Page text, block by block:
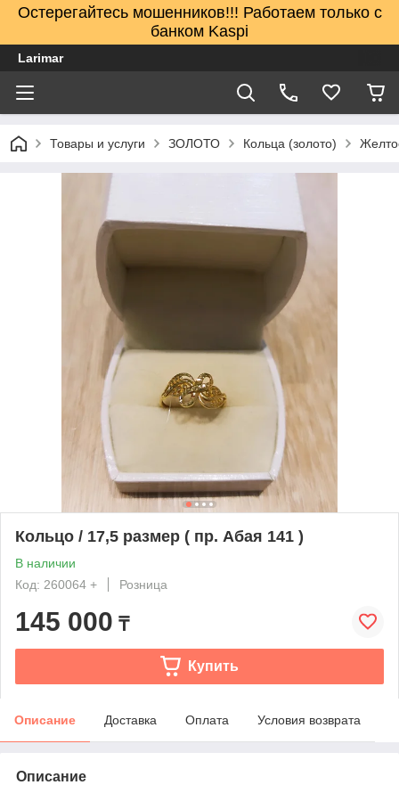
Остерегайтесь мошенников!!! Работаем только с
банком Kaspi
Larimar
Товары и услуги ЗОЛОТО Кольца (золото)
Кольцо / 17,5 размер ( пр. Абая 141 )
В наличии
Код: 260064 +
Розница
145 000 ₸
Купить
Описание Доставка Оплата Условия возврата
Описание